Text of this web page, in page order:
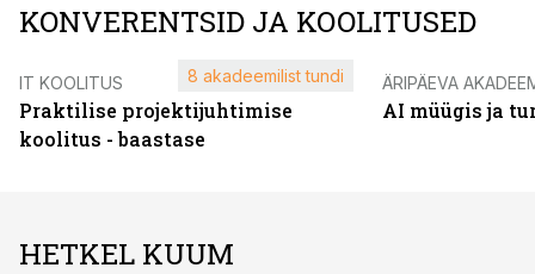
KONVERENTSID JA KOOLITUSED
IT KOOLITUS
Praktilise projektijuhtimise
koolitus - baastase
8 akadeemilist tundi ÄRIPÄEVA
AI müügis ja
HETKEL KUUM